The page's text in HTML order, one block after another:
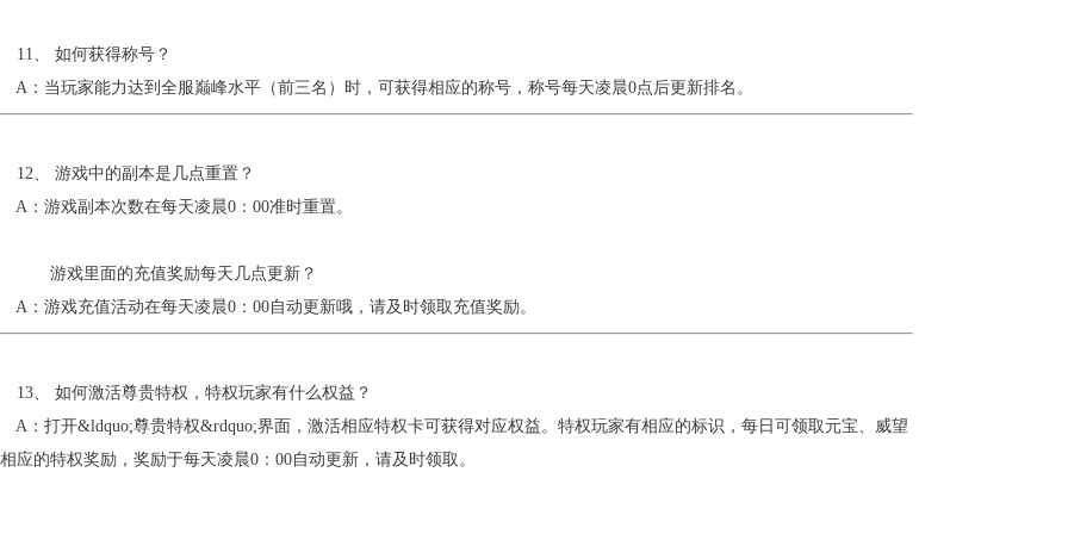
、 如何获得称号？
当玩家能力达到全服巅峰水平（前三名）时，可获得相应的称号，称号每天凌晨0点后更新排名。
、 游戏中的副本是几点重置？
游戏副本次数在每天凌晨0：00准时重置。
戏里面的充值奖励每天几点更新？
游戏充值活动在每天凌晨0：00自动更新哦，请及时领取充值奖励。
、 如何激活尊贵特权，特权玩家有什么权益？
打开&ldquo;尊贵特权&rdquo;界面，激活相应特权卡可获得对应权益。特权玩家有相应的标识，每日可领取元宝、威望
应的特权奖励，奖励于每天凌晨0：00自动更新，请及时领取。